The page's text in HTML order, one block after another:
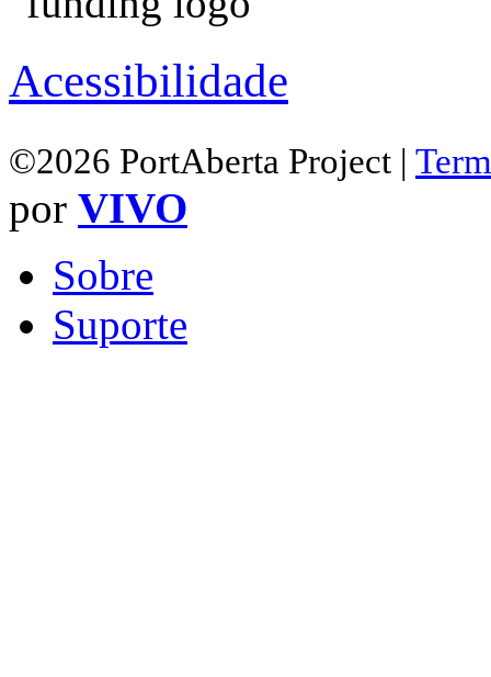
Acessibilidade
©2026 PortAberta Project |
por VIVO
Sobre
Suporte